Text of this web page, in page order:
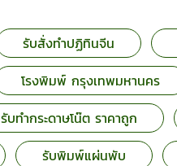
รับสั่งทำปฏิทินจีน
โรงพิมพ์ กรุงเทพมหานคร
รับทำกระดาษโน๊ต ราคาถูก
รับพิมพ์แผ่นพับ